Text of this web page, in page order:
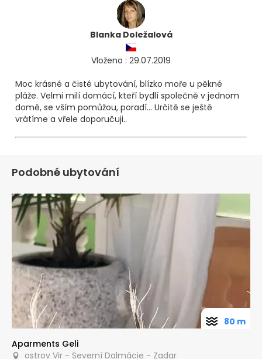
Blanka Doležalová
Vloženo : 29.07.2019
Moc krásné a čisté ubytování, blízko moře u pěkné
pláže. Velmi milí domácí, kteří bydlí společně v jednom
domě, se vším pomůžou, poradí... Určitě se ještě
vrátíme a vřele doporučuji..
Podobné ubytování
Aparments Geli
ostrov Vir - Severní Dalmácie - Zadar
80 m